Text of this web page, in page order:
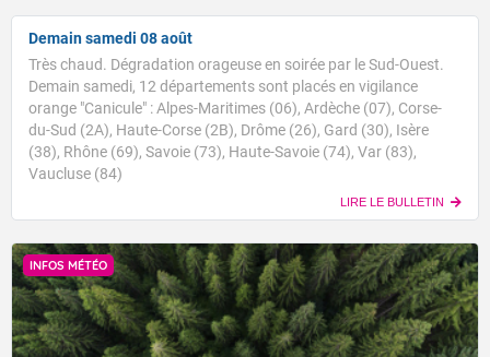
Demain samedi 08 août
Très chaud. Dégradation orageuse en soirée par le Sud-Ouest.
Demain samedi, 12 départements sont placés en vigilance
orange "Canicule" : Alpes-Maritimes (06), Ardèche (07), Corse-
du-Sud (2A), Haute-Corse (2B), Drôme (26), Gard (30), Isère
(38), Rhône (69), Savoie (73), Haute-Savoie (74), Var (83),
Vaucluse (84)
LIRE LE BULLETIN
INFOS MÉTÉO